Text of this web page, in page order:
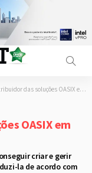
das soluções OASIX em Portugal
OASIX em
criar e gerir
la de acordo com